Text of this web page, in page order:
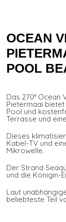
OCEAN
POOL
Das 270° Ocean
Pietermaai
Pool und
Terrasse und
Dieses
Kabel-TV und
Mikrowelle.
Der Strand
und die Königin-
Laut
beliebteste Teil